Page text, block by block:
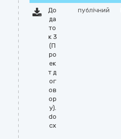
До
да
то
к 3
(П
ро
ек
т д
ог
ов
ор
у).
do
cx
публічний